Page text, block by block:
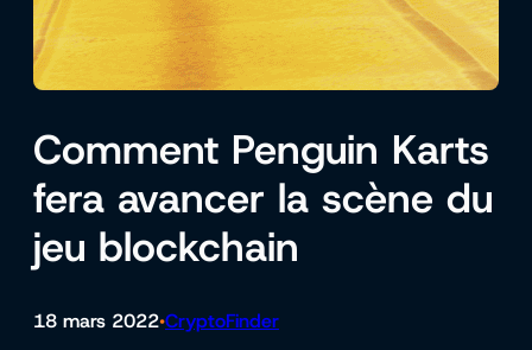
Comment Penguin Karts
fera avancer la scène du
jeu blockchain
18 mars 2022•CryptoFinder